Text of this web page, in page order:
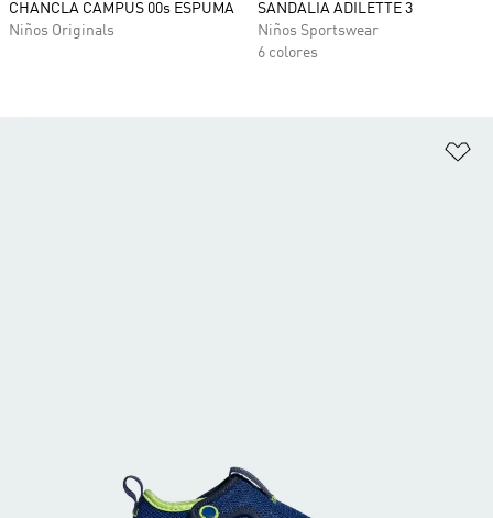
CHANCLA CAMPUS 00s ESPUMA
Niños Originals
SANDALIA ADILETTE 3
Niños Sportswear
6 colores